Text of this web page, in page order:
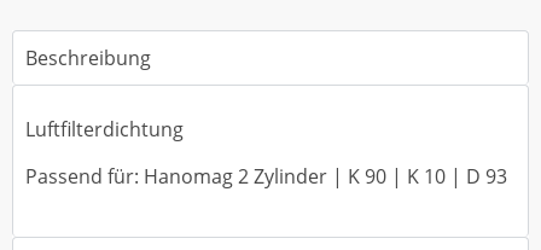
Beschreibung
Luftfilterdichtung
Passend für: Hanomag 2 Zylinder | K 90 | K 10 | D 93